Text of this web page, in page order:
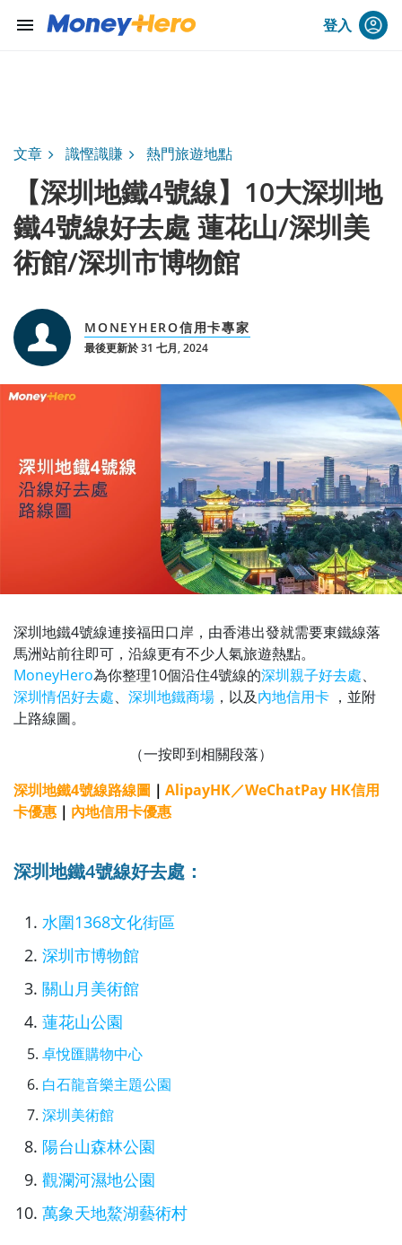
menu 登入
文章 識慳識賺 熱門旅遊地點
【深圳地鐵4號線】10大深圳地
鐵4號線好去處 蓮花山/深圳美
術館/深圳市博物館
MONEYHERO信用卡專家
最後更新於 31 七月, 2024
深圳地鐵4號線連接福田口岸，由香港出發就需要東鐵線落
馬洲站前往即可，沿線更有不少人氣旅遊熱點。
MoneyHero為你整理10個沿住4號線的深圳親子好去處、
深圳情侶好去處、 深圳地鐵商場 ， 以及內地信用卡 ，並附
上路線圖。
（一按即到相關段落）
深圳地鐵4號線路線圖 ｜ AlipayHK／WeChatPay HK信用
卡優惠 ｜ 內地信用卡優惠
深圳地鐵4號線好去處：
水圍1368文化街區
深圳市博物館
關山月美術館
蓮花山公園
卓悅匯購物中心
白石龍音樂主題公園
深圳美術館
陽台山森林公園
觀瀾河濕地公園
萬象天地鰲湖藝術村